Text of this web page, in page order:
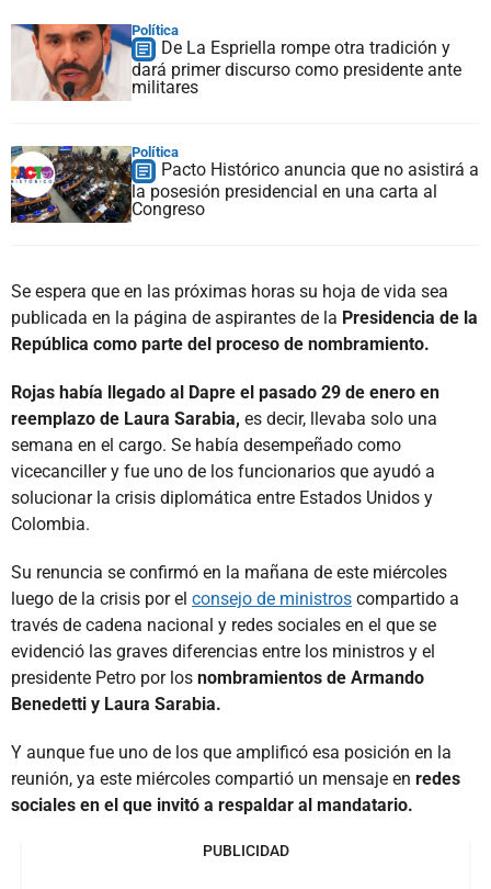
Política
De La Espriella rompe otra tradición y
dará primer discurso como presidente ante
militares
Política
Pacto Histórico anuncia que no asistirá a
la posesión presidencial en una carta al
Congreso
Se espera que en las próximas horas su hoja de vida sea
publicada en la página de aspirantes de la Presidencia de la
República como parte del proceso de nombramiento.
Rojas había llegado al Dapre el pasado 29 de enero en
reemplazo de Laura Sarabia, es decir, llevaba solo una
semana en el cargo. Se había desempeñado como
vicecanciller y fue uno de los funcionarios que ayudó a
solucionar la crisis diplomática entre Estados Unidos y
Colombia.
Su renuncia se confirmó en la mañana de este miércoles
luego de la crisis por el consejo de ministros compartido a
través de cadena nacional y redes sociales en el que se
evidenció las graves diferencias entre los ministros y el
presidente Petro por los nombramientos de Armando
Benedetti y Laura Sarabia.
Y aunque fue uno de los que amplificó esa posición en la
reunión, ya este miércoles compartió un mensaje en redes
sociales en el que invitó a respaldar al mandatario.
PUBLICIDAD